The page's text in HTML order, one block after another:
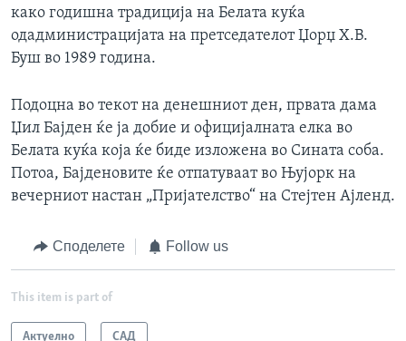
како годишна традиција на Белата куќа
одадминистрацијата на претседателот Џорџ Х.В.
Буш во 1989 година.
Подоцна во текот на денешниот ден, првата дама
Џил Бајден ќе ја добие и официјалната елка во
Белата куќа која ќе биде изложена во Сината соба.
Потоа, Бајденовите ќе отпатуваат во Њујорк на
вечерниот настан „Пријателство“ на Стејтен Ајленд.
Споделете Follow us
This item is part of
Актуелно САД